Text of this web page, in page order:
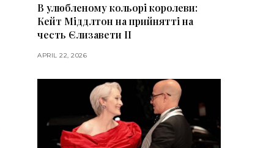
В улюбленому кольорі королеви:
Кейт Міддлтон на прийнятті на
честь Єлизавети II
APRIL 22, 2026